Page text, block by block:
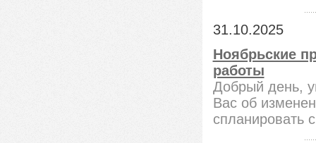
31.10.2025
Ноябрьские
работы
Добрый день,
Вас об
спланировать